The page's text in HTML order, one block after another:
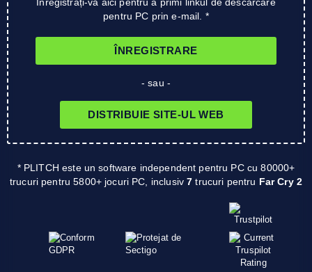
pentru PC prin e-mail. *
ÎNREGISTRARE
- sau -
DISTRIBUIE SITE-UL WEB
* PLITCH este un software independent pentru PC cu 80000+
trucuri pentru 5800+ jocuri PC, inclusiv7 trucuri pentru Far Cry 2